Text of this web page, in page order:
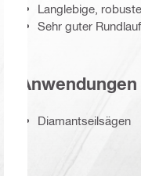
Langlebige,
Sehr guter Rundlauf
Anwendungen
Diamantseilsägen